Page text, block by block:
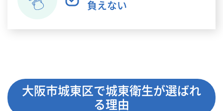
負えない
大阪市城東区で城東衛生が選ばれ
る理由